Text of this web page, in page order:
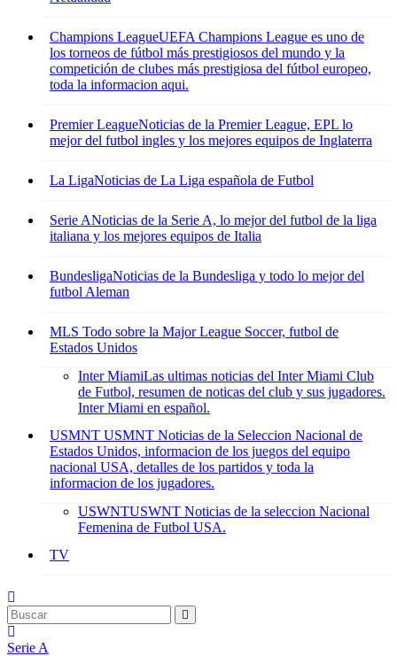
Champions LeagueUEFA Champions League es uno de
los torneos de fútbol más prestigiosos del mundo y la
competición de clubes más prestigiosa del fútbol europeo,
toda la informacion aqui.
Premier LeagueNoticias de la Premier League, EPL lo
mejor del futbol ingles y los mejores equipos de Inglaterra
La LigaNoticias de La Liga española de Futbol
Serie ANoticias de la Serie A, lo mejor del futbol de la liga
italiana y los mejores equipos de Italia
BundesligaNoticias de la Bundesliga y todo lo mejor del
futbol Aleman
MLS Todo sobre la Major League Soccer, futbol de
Estados Unidos
Inter MiamiLas ultimas noticias del Inter Miami Club
de Futbol, resumen de noticas del club y sus jugadores.
Inter Miami en español.
USMNT USMNT Noticias de la Seleccion Nacional de
Estados Unidos, informacion de los juegos del equipo
nacional USA, detalles de los partidos y toda la
informacion de los jugadores.
USWNTUSWNT Noticias de la seleccion Nacional
Femenina de Futbol USA.
TV
Serie A